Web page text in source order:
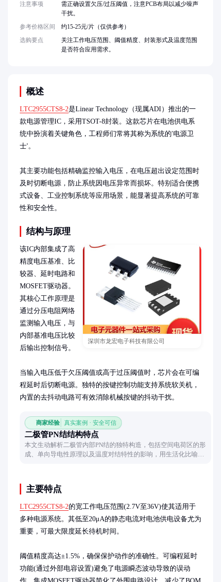
概述
LTC2955CTS8-2是Linear Technology（现属ADI）推出的一
款电源管理IC，采用TSOT-8封装。这款芯片在电池供电系
统中扮演着关键角色，工程师们常将其称为系统的'电源卫
士'。
其主要功能包括精确监控输入电压，在电压超出设定范围时
及时切断电源，防止系统因电压异常而损坏。特别适合便携
式设备、工业控制系统等应用场景，能显著提高系统的可靠
性和安全性。
结构与原理
深圳市龙宏电子科技有限公司
该IC内部集成了高
精度电压基准、比
较器、延时电路和
MOSFET驱动器。
其核心工作原理是
通过分压电阻网络
监测输入电压，与
内部基准电压比较
后输出控制信号。
当输入电压低于欠压阈值或高于过压阈值时，芯片会在可编
程延时后切断电源。独特的按键控制功能支持系统软关机，
内置的去抖动电路可有效消除机械按键的抖动干扰。
商家经验 真实案例 · 安全可信
二极管PN结结构特点
本文生动解析二极管内部PN结的独特构造，包括空间电荷区的形
成、单向导电性原理以及温度对结特性的影响，用生活化比喻帮
主要特点
LTC2955CTS8-2的宽工作电压范围(2.7V至36V)使其适用于
多种电源系统。其低至20μA的静态电流对电池供电设备尤为
重要，可最大限度延长待机时间。
阈值精度高达±1.5%，确保保护动作的准确性。可编程延时
功能(通过外部电容设置)避免了电源瞬态波动导致的误动
注意事项
需正确设置欠压/过压阈值，注意PCB布局以减少噪声
干扰。
参考价格区间
约15-25元/片（仅供参考）
选购要点
关注工作电压范围、阈值精度、封装形式及温度范围
是否符合应用需求。